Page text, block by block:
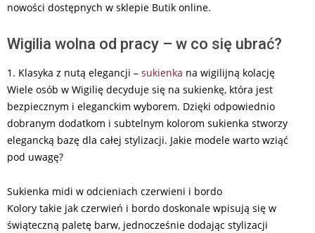
nowości dostępnych w sklepie Butik online.
Wigilia wolna od pracy – w co się ubrać?
1. Klasyka z nutą elegancji – sukienka na wigilijną kolację
Wiele osób w Wigilię decyduje się na sukienkę, która jest
bezpiecznym i eleganckim wyborem. Dzięki odpowiednio
dobranym dodatkom i subtelnym kolorom sukienka stworzy
elegancką bazę dla całej stylizacji. Jakie modele warto wziąć
pod uwagę?
Sukienka midi w odcieniach czerwieni i bordo
Kolory takie jak czerwień i bordo doskonale wpisują się w
świąteczną paletę barw, jednocześnie dodając stylizacji